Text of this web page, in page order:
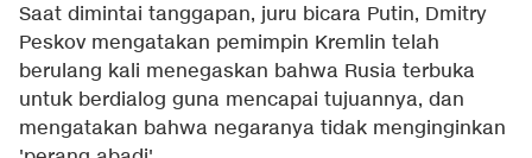
Saat dimintai tanggapan, juru bicara Putin, Dmitry
Peskov mengatakan pemimpin Kremlin telah
berulang kali menegaskan bahwa Rusia terbuka
untuk berdialog guna mencapai tujuannya, dan
mengatakan bahwa negaranya tidak menginginkan